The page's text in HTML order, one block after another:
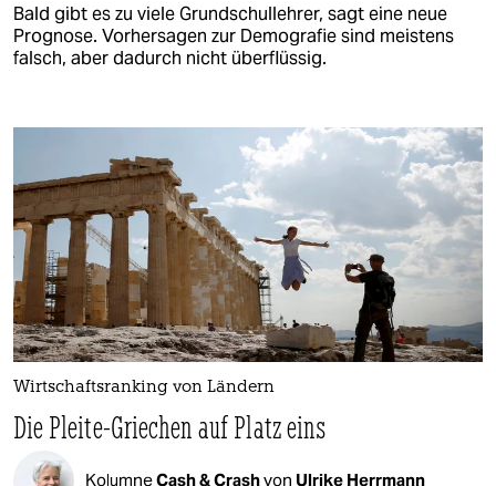
Bald gibt es zu viele Grundschullehrer, sagt eine neue
Prognose. Vorhersagen zur Demografie sind meistens
falsch, aber dadurch nicht überflüssig.
Wirtschaftsranking von Ländern
Die Pleite-Griechen auf Platz eins
KolumneCash & Crashvon Ulrike Herrmann